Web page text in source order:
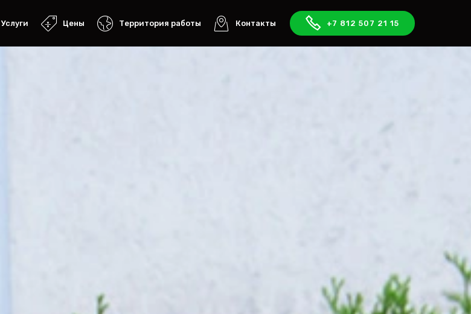
Услуги Цены Территория работы Контакты +7 812 507 21 15